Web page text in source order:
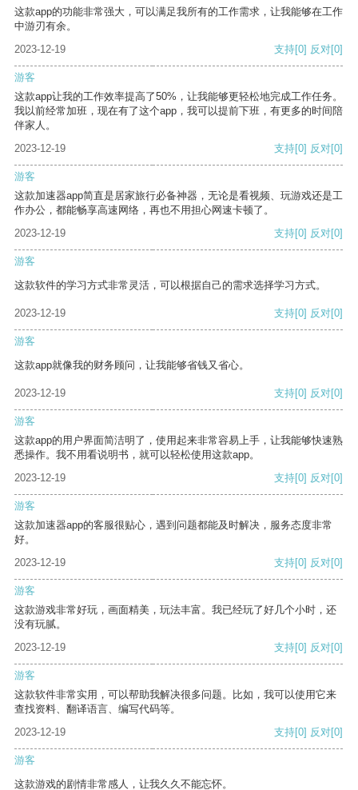
这款app的功能非常强大，可以满足我所有的工作需求，让我能够在工作
中游刃有余。
2023-12-19
支持[0] 反对[0]
游客
这款app让我的工作效率提高了50%，让我能够更轻松地完成工作任务。
我以前经常加班，现在有了这个app，我可以提前下班，有更多的时间陪
伴家人。
2023-12-19
支持[0] 反对[0]
游客
这款加速器app简直是居家旅行必备神器，无论是看视频、玩游戏还是工
作办公，都能畅享高速网络，再也不用担心网速卡顿了。
2023-12-19
支持[0] 反对[0]
游客
这款软件的学习方式非常灵活，可以根据自己的需求选择学习方式。
2023-12-19 支持[0] 反对[0]
游客
这款app就像我的财务顾问，让我能够省钱又省心。
2023-12-19 支持[0] 反对[0]
游客
这款app的用户界面简洁明了，使用起来非常容易上手，让我能够快速熟
悉操作。我不用看说明书，就可以轻松使用这款app。
2023-12-19
支持[0] 反对[0]
游客
这款加速器app的客服很贴心，遇到问题都能及时解决，服务态度非常
好。
2023-12-19
支持[0] 反对[0]
游客
这款游戏非常好玩，画面精美，玩法丰富。我已经玩了好几个小时，还
没有玩腻。
2023-12-19
支持[0] 反对[0]
游客
这款软件非常实用，可以帮助我解决很多问题。比如，我可以使用它来
查找资料、翻译语言、编写代码等。
2023-12-19
支持[0] 反对[0]
游客
这款游戏的剧情非常感人，让我久久不能忘怀。